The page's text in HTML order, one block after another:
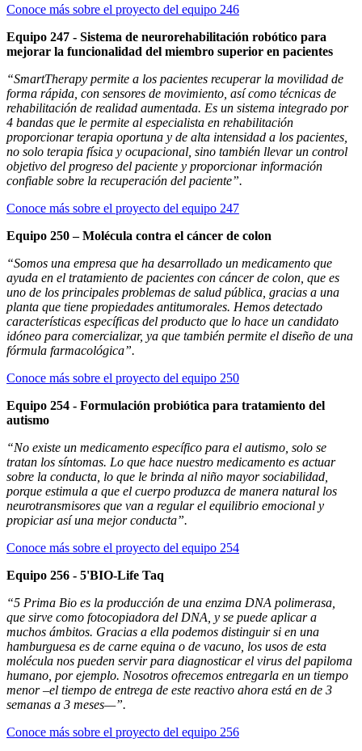
Conoce más sobre el proyecto del equipo 246
Equipo 247 - Sistema de neurorehabilitación robótico para
mejorar la funcionalidad del miembro superior en pacientes
“SmartTherapy permite a los pacientes recuperar la movilidad de
forma rápida, con sensores de movimiento, así como técnicas de
rehabilitación de realidad aumentada. Es un sistema integrado por
4 bandas que le permite al especialista en rehabilitación
proporcionar terapia oportuna y de alta intensidad a los pacientes,
no solo terapia física y ocupacional, sino también llevar un control
objetivo del progreso del paciente y proporcionar información
confiable sobre la recuperación del paciente”.
Conoce más sobre el proyecto del equipo 247
Equipo 250 – Molécula contra el cáncer de colon
“Somos una empresa que ha desarrollado un medicamento que
ayuda en el tratamiento de pacientes con cáncer de colon, que es
uno de los principales problemas de salud pública, gracias a una
planta que tiene propiedades antitumorales. Hemos detectado
características específicas del producto que lo hace un candidato
idóneo para comercializar, ya que también permite el diseño de una
fórmula farmacológica”.
Conoce más sobre el proyecto del equipo 250
Equipo 254 - Formulación probiótica para tratamiento del
autismo
“No existe un medicamento específico para el autismo, solo se
tratan los síntomas. Lo que hace nuestro medicamento es actuar
sobre la conducta, lo que le brinda al niño mayor sociabilidad,
porque estimula a que el cuerpo produzca de manera natural los
neurotransmisores que van a regular el equilibrio emocional y
propiciar así una mejor conducta”.
Conoce más sobre el proyecto del equipo 254
Equipo 256 - 5'BIO-Life Taq
“5 Prima Bio es la producción de una enzima DNA polimerasa,
que sirve como fotocopiadora del DNA, y se puede aplicar a
muchos ámbitos. Gracias a ella podemos distinguir si en una
hamburguesa es de carne equina o de vacuno, los usos de esta
molécula nos pueden servir para diagnosticar el virus del papiloma
humano, por ejemplo. Nosotros ofrecemos entregarla en un tiempo
menor –el tiempo de entrega de este reactivo ahora está en de 3
semanas a 3 meses—”.
Conoce más sobre el proyecto del equipo 256